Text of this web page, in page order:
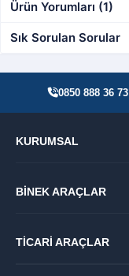
Ürün Yorumları (1)
Sık Sorulan Sorular
0850 888 36 73
KURUMSAL
BİNEK ARAÇLAR
TİCARİ ARAÇLAR